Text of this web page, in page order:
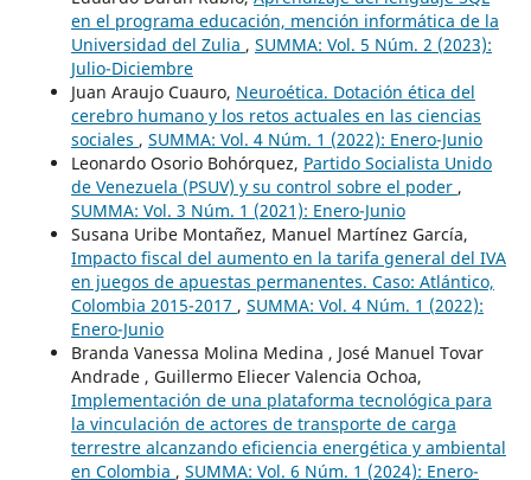
en el programa educación, mención informática de la
Universidad del Zulia , SUMMA: Vol. 5 Núm. 2 (2023):
Julio-Diciembre
Juan Araujo Cuauro, Neuroética. Dotación ética del
cerebro humano y los retos actuales en las ciencias
sociales , SUMMA: Vol. 4 Núm. 1 (2022): Enero-Junio
Leonardo Osorio Bohórquez, Partido Socialista Unido
de Venezuela (PSUV) y su control sobre el poder ,
SUMMA: Vol. 3 Núm. 1 (2021): Enero-Junio
Susana Uribe Montañez, Manuel Martínez García,
Impacto fiscal del aumento en la tarifa general del IVA
en juegos de apuestas permanentes. Caso: Atlántico,
Colombia 2015-2017 , SUMMA: Vol. 4 Núm. 1 (2022):
Enero-Junio
Branda Vanessa Molina Medina , José Manuel Tovar
Andrade , Guillermo Eliecer Valencia Ochoa,
Implementación de una plataforma tecnológica para
la vinculación de actores de transporte de carga
terrestre alcanzando eficiencia energética y ambiental
en Colombia , SUMMA: Vol. 6 Núm. 1 (2024): Enero-